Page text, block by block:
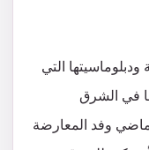
التي
في الشرق
وفد المعارضة